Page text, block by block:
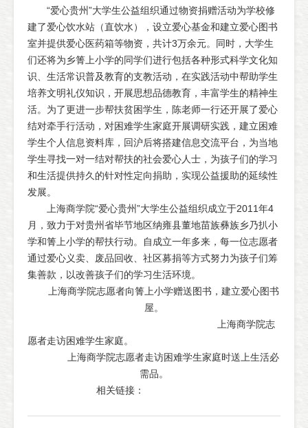
“爱心贵州”大学生公益组织通过物资捐赠活动为学校修
建了爱心饮水站（直饮水），设立爱心基金和建立爱心图书
室并提供爱心医药箱等物资，共计3万余元。同时，大学生
们还将为乡箐上小学的同学们进行包括各种形式科学文化知
识、生活常识普及教育的支教活动，在实践活动中帮助学生
培养文明礼仪知识，开展思想品德教育，丰富学生的精神生
活。为了更进一步帮扶贫困学生，陈老师一行还开展了爱心
结对牵手行活动，对困难学生家庭开展调研实践，建立困难
学生个人信息资料库，回沪后将搭建信息交流平台，为当地
学生寻找一对一结对帮扶的社会爱心人士，为孩子们的学习
和生活提供持久的针对性定向捐助，实现公益援助的延续性
发展。
上海商学院“爱心贵州”大学生公益组织成立于2011年4
月，致力于对贵州省毕节地区纳雍县董地苗族彝族乡乃扒小
学和箐上小学的帮扶行动。自成立一年多来，每一位志愿者
通过爱心义卖、废品回收、社区募捐等方式努力为孩子们筹
集善款，以改善孩子们的学习生活环境。
上海商学院志愿者向箐上小学赠送图书，建立爱心图书
屋。
上海商学院志
愿者走访困难学生家庭。
上海商学院志愿者走访困难学生家庭时送上生活必
需品。
相关链接：